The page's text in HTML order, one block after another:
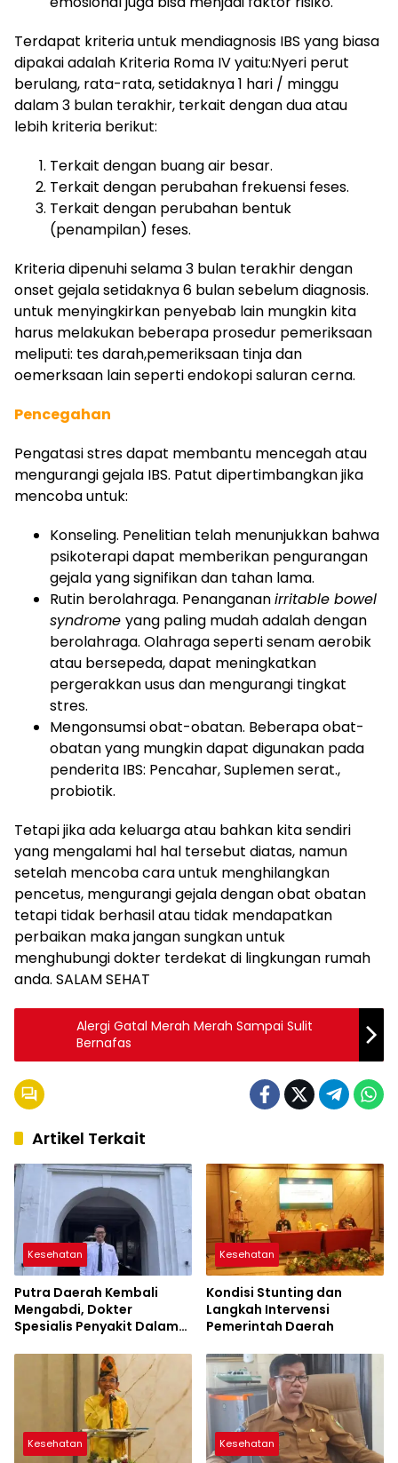
Terdapat kriteria untuk mendiagnosis IBS yang biasa
dipakai adalah Kriteria Roma IV yaitu:Nyeri perut
berulang, rata-rata, setidaknya 1 hari / minggu
dalam 3 bulan terakhir, terkait dengan dua atau
lebih kriteria berikut:
Terkait dengan buang air besar.
Terkait dengan perubahan frekuensi feses.
Terkait dengan perubahan bentuk
(penampilan) feses.
Kriteria dipenuhi selama 3 bulan terakhir dengan
onset gejala setidaknya 6 bulan sebelum diagnosis.
untuk menyingkirkan penyebab lain mungkin kita
harus melakukan beberapa prosedur pemeriksaan
meliputi: tes darah,pemeriksaan tinja dan
oemerksaan lain seperti endokopi saluran cerna.
Pencegahan
Pengatasi stres dapat membantu mencegah atau
mengurangi gejala IBS. Patut dipertimbangkan jika
mencoba untuk:
Konseling. Penelitian telah menunjukkan bahwa
psikoterapi dapat memberikan pengurangan
gejala yang signifikan dan tahan lama.
Rutin berolahraga. Penangananirritable bowel
syndrome yang paling mudah adalah dengan
berolahraga. Olahraga seperti senam aerobik
atau bersepeda, dapat meningkatkan
pergerakkan usus dan mengurangi tingkat
stres.
Mengonsumsi obat-obatan. Beberapa obat-
obatan yang mungkin dapat digunakan pada
penderita IBS: Pencahar, Suplemen serat.,
probiotik.
Tetapi jika ada keluarga atau bahkan kita sendiri
yang mengalami hal hal tersebut diatas, namun
setelah mencoba cara untuk menghilangkan
pencetus, mengurangi gejala dengan obat obatan
tetapi tidak berhasil atau tidak mendapatkan
perbaikan maka jangan sungkan untuk
menghubungi dokter terdekat di lingkungan rumah
anda. SALAM SEHAT
Alergi Gatal Merah Merah Sampai Sulit
Bernafas
Artikel Terkait
Kesehatan
Putra Daerah Kembali
Mengabdi, Dokter
Spesialis Penyakit Dalam
Masyarakat Sumbawa
Kesehatan
Kondisi Stunting dan
Langkah Intervensi
Pemerintah Daerah
Kesehatan Kesehatan